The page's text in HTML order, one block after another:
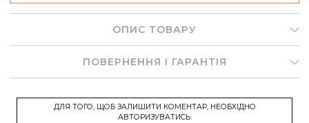
ОПИС ТОВАРУ
ПОВЕРНЕННЯ І ГАРАНТІЯ
ДЛЯ ТОГО, ЩОБ ЗАЛИШИТИ КОМЕНТАР, НЕОБХІДНО
АВТОРИЗУВАТИСЬ.